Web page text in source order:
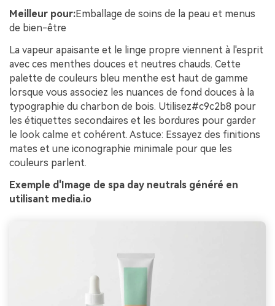
Meilleur pour:Emballage de soins de la peau et menus
de bien-être
La vapeur apaisante et le linge propre viennent à l'esprit
avec ces menthes douces et neutres chauds. Cette
palette de couleurs bleu menthe est haut de gamme
lorsque vous associez les nuances de fond douces à la
typographie du charbon de bois. Utilisez#c9c2b8 pour
les étiquettes secondaires et les bordures pour garder
le look calme et cohérent. Astuce: Essayez des finitions
mates et une iconographie minimale pour que les
couleurs parlent.
Exemple d'Image de spa day neutrals généré en
utilisant media.io